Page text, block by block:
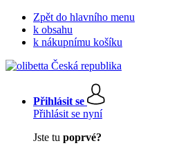
Zpět do hlavního menu
k obsahu
k nákupnímu košíku
Přihlásit se
Přihlásit se nyní
Jste tu poprvé?